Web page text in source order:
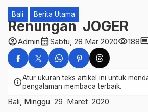
Bali Berita Utama
Renungan JOGER
account_circleAdmincalendar_monthSabtu, 28 Mar 2020visibility188
infoAtur ukuran teks artikel ini untuk
pengalaman membaca terbaik.
Bali, Minggu 29 Maret 2020